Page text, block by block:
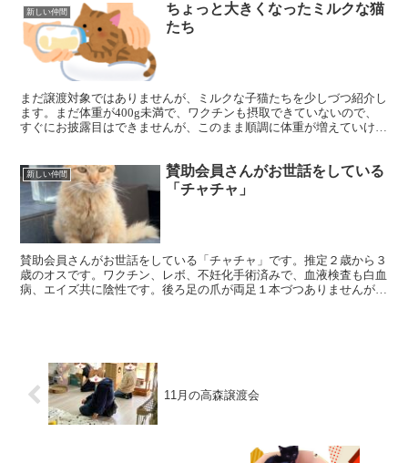
新しい仲間
ちょっと大きくなったミルクな猫
たち
まだ譲渡対象ではありませんが、ミルクな子猫たちを少しづつ紹介し
ます。まだ体重が400g未満で、ワクチンも摂取できていないので、
すぐにお披露目はできませんが、このまま順調に体重が増えていけ
新しい仲間
賛助会員さんがお世話をしている
「チャチャ」
賛助会員さんがお世話をしている「チャチャ」です。推定２歳から３
歳のオスです。ワクチン、レボ、不妊化手術済みで、血液検査も白血
病、エイズ共に陰性です。後ろ足の爪が両足１本づつありませんが、
11月の高森譲渡会